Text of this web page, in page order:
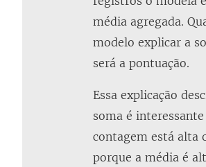
média agregada.
modelo explicar a
será a pontuação.
Essa explicação
soma é
contagem está alta
porque a média é